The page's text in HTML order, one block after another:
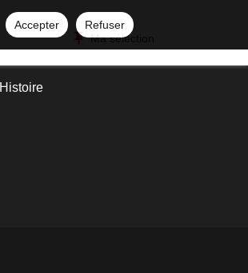
Accepter
Refuser
Ma sélection